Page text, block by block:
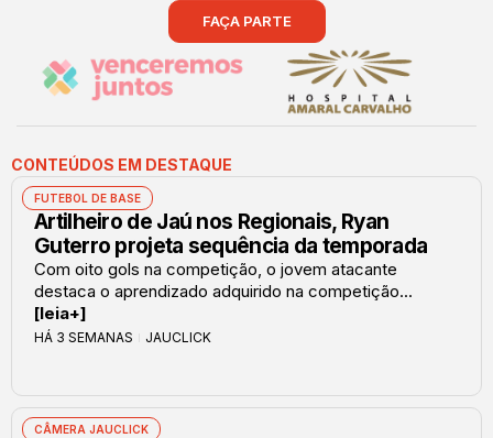
FAÇA PARTE
CONTEÚDOS EM DESTAQUE
FUTEBOL DE BASE
Artilheiro de Jaú nos Regionais, Ryan
Guterro projeta sequência da temporada
Com oito gols na competição, o jovem atacante
destaca o aprendizado adquirido na competição...
[leia+]
HÁ 3 SEMANAS JAUCLICK
CÂMERA JAUCLICK